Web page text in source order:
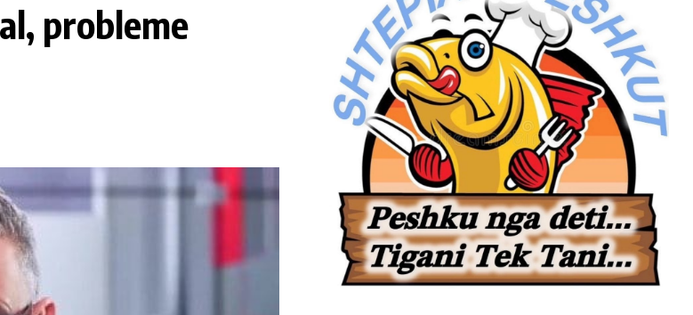
probleme